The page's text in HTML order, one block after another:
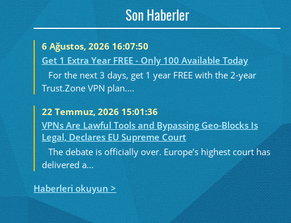
Son Haberler
6 Ağustos, 2026 16:07:50
Get 1 Extra Year FREE - Only 100 Available Today
For the next 3 days, get 1 year FREE with the 2-year
Trust.Zone VPN plan....
22 Temmuz, 2026 15:01:36
VPNs Are Lawful Tools and Bypassing Geo-Blocks Is
Legal, Declares EU Supreme Court
The debate is officially over. Europe’s highest court has
delivered a...
Haberleri okuyun >